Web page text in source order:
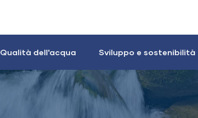
Qualità dell'acqua Sviluppo e sostenibilità